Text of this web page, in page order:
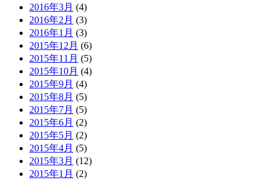
2016年3月 (4)
2016年2月 (3)
2016年1月 (3)
2015年12月 (6)
2015年11月 (5)
2015年10月 (4)
2015年9月 (4)
2015年8月 (5)
2015年7月 (5)
2015年6月 (2)
2015年5月 (2)
2015年4月 (5)
2015年3月 (12)
2015年1月 (2)